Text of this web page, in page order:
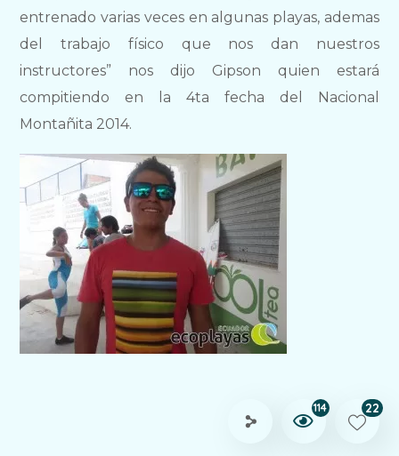
entrenado varias veces en algunas playas, ademas
del trabajo físico que nos dan nuestros
instructores” nos dijo Gipson quien estará
compitiendo en la 4ta fecha del Nacional
Montañita 2014.
114 22